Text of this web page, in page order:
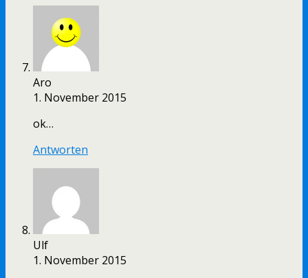
Aro
1. November 2015
ok…
Antworten
Ulf
1. November 2015